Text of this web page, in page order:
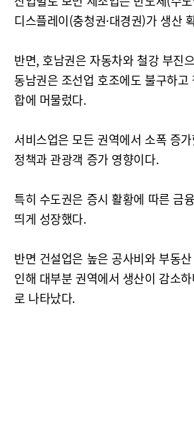
디스플레이(충청권·대경권)가 생산
반면, 호남권은 자동차와 철강 부진
동남권은 조선업 호조에도 불구하
합에 머물렀다.
서비스업은 모든 권역에서 소폭 증
정책과 관광객 증가 영향이다.
특히 수도권은 증시 활황에 따른 금
띄게 성장했다.
반면 건설업은 높은 공사비와 부동
인해 대부분 권역에서 생산이 감소
로 나타났다.